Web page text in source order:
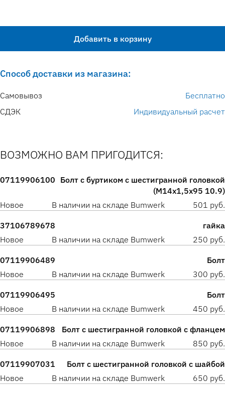
Добавить в корзину
Способ доставки из магазина:
Самовывоз
Бесплатно
СДЭК
Индивидуальный расчет
ВОЗМОЖНО ВАМ ПРИГОДИТСЯ:
07119906100 Болт с буртиком с шестигранной головкой
(M14x1,5x95 10.9)
Новое
В наличии на складе Bumwerk 501 руб.
37106789678
гайка
Новое
В наличии на складе Bumwerk 250 руб.
07119906489
Болт
Новое
В наличии на складе Bumwerk 300 руб.
07119906495
Болт
Новое
В наличии на складе Bumwerk 450 руб.
07119906898
Болт с шестигранной головкой с фланцем
Новое
В наличии на складе Bumwerk 850 руб.
07119907031
Болт с шестигранной головкой с шайбой
Новое
В наличии на складе Bumwerk 650 руб.